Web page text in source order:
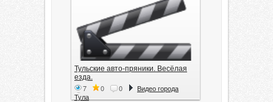
Тульские авто-пряники. Весёлая
езда.
7 0 0
Видео города
Тула